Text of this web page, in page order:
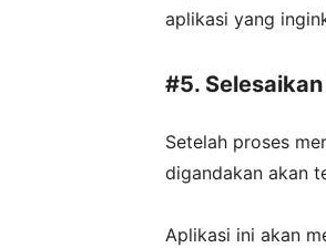
aplikasi yang
#5.
Setelah proses
digandakan akan
Aplikasi ini akan